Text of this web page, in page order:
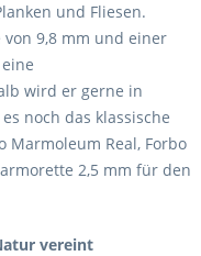
und Fliesen.
9,8 mm und einer
wird er gerne in
noch das klassische
Marmoleum Real, Forbo
2,5 mm für den
vereint